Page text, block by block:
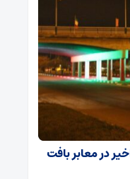
اخیر در معابر بافت